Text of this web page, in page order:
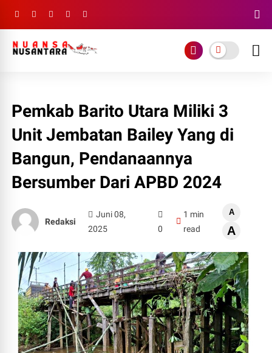
Pemkab Barito Utara Miliki 3
Unit Jembatan Bailey Yang di
Bangun, Pendanaannya
Bersumber Dari APBD 2024
Redaksi
Juni 08,
2025
0
1 min
read
A
A